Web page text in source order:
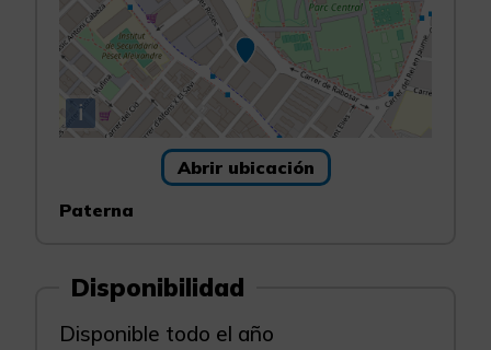
i
Abrir ubicación
Paterna
Disponibilidad
Disponible todo el año